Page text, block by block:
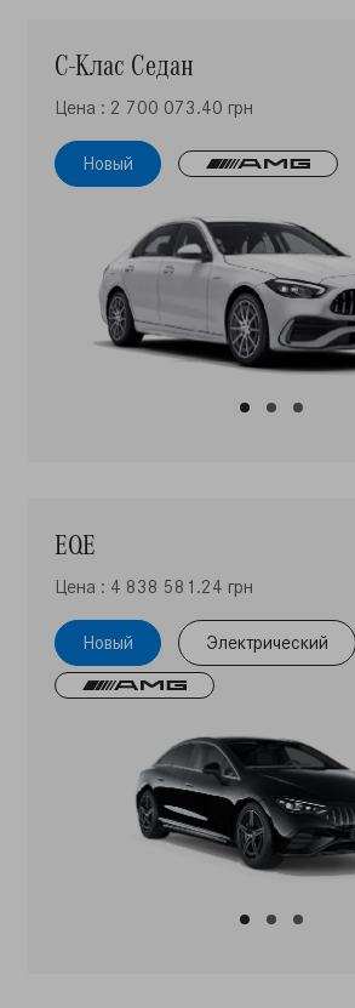
С-Клас Седан
Цена : 2 700 073.40 грн
Новый
EQE
Цена : 4 838 581.24 грн
Новый Электрический